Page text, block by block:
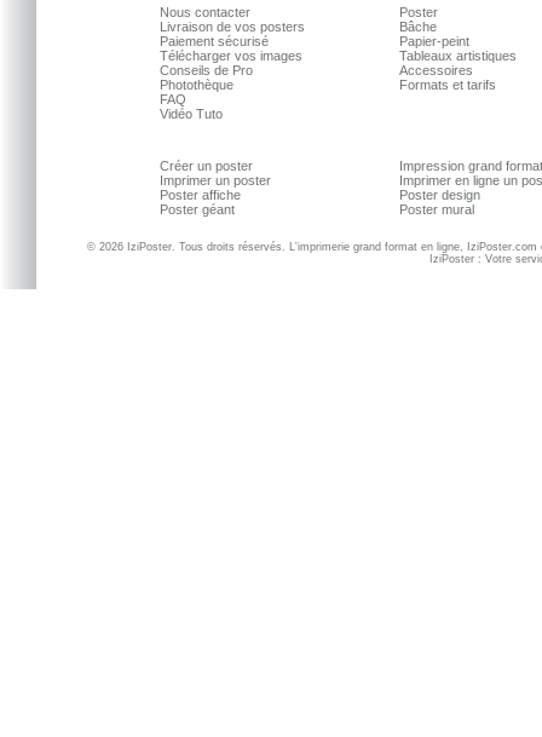
Nous contacter
Livraison de vos posters
Paiement sécurisé
Télécharger vos images
Conseils de Pro
Photothèque
FAQ
Vidéo Tuto
Poster
Bâche
Papier-peint
Tableaux artistiques
Accessoires
Formats et tarifs
Créer un poster
Imprimer un poster
Poster affiche
Poster géant
Impression grand format
Imprimer en ligne un
Poster design
Poster mural
© 2026 IziPoster. Tous droits réservés. L'imprimerie grand format en ligne,
IziPoster : Votre